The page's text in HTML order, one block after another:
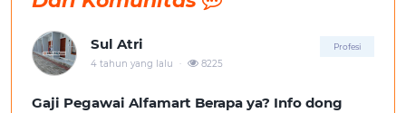
Sul Atri Profesi
4 tahun yang lalu . 8225
Gaji Pegawai Alfamart Berapa ya? Info dong